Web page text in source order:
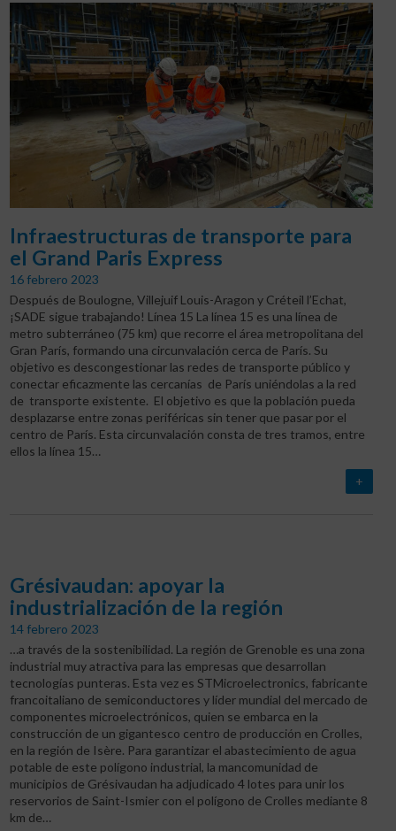
Infraestructuras de transporte para
el Grand Paris Express
16 febrero 2023
Después de Boulogne, Villejuif Louis-Aragon y Créteil l’Echat,
¡SADE sigue trabajando! Línea 15 La línea 15 es una línea de
metro subterráneo (75 km) que recorre el área metropolitana del
Gran París, formando una circunvalación cerca de París. Su
objetivo es descongestionar las redes de transporte público y
conectar eficazmente las cercanías de París uniéndolas a la red
de transporte existente. El objetivo es que la población pueda
desplazarse entre zonas periféricas sin tener que pasar por el
centro de París. Esta circunvalación consta de tres tramos, entre
ellos la línea 15…
+
Grésivaudan: apoyar la
industrialización de la región
14 febrero 2023
…a través de la sostenibilidad. La región de Grenoble es una zona
industrial muy atractiva para las empresas que desarrollan
tecnologías punteras. Esta vez es STMicroelectronics, fabricante
francoitaliano de semiconductores y líder mundial del mercado de
componentes microelectrónicos, quien se embarca en la
construcción de un gigantesco centro de producción en Crolles,
en la región de Isère. Para garantizar el abastecimiento de agua
potable de este polígono industrial, la mancomunidad de
municipios de Grésivaudan ha adjudicado 4 lotes para unir los
reservorios de Saint-Ismier con el polígono de Crolles mediante 8
km de…